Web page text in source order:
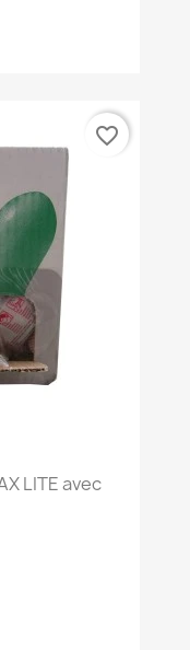
LITE avec
favorite_border